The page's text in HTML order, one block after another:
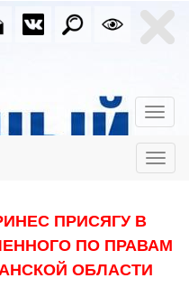
ПРИСЯГУ В
ПО ПРАВАМ
ОБЛАСТИ